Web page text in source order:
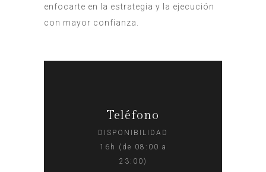
enfocarte en la estrategia y la ejecución
con mayor confianza.
Teléfono
DISPONIBILIDAD
16h (de 08:00 a
23:00)